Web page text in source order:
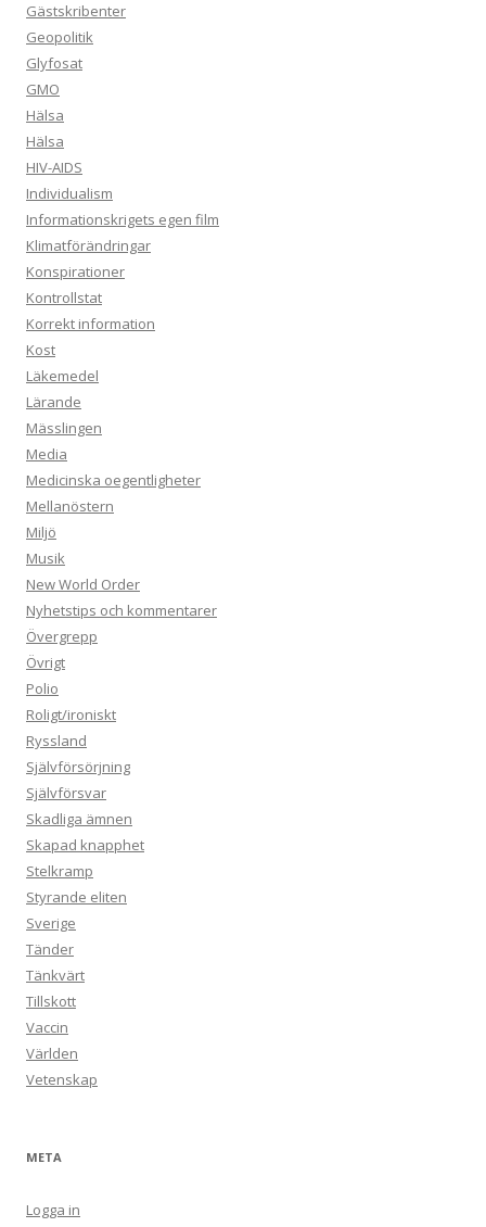
Gästskribenter
Geopolitik
Glyfosat
GMO
Hälsa
Hälsa
HIV-AIDS
Individualism
Informationskrigets egen film
Klimatförändringar
Konspirationer
Kontrollstat
Korrekt information
Kost
Läkemedel
Lärande
Mässlingen
Media
Medicinska oegentligheter
Mellanöstern
Miljö
Musik
New World Order
Nyhetstips och kommentarer
Övergrepp
Övrigt
Polio
Roligt/ironiskt
Ryssland
Självförsörjning
Självförsvar
Skadliga ämnen
Skapad knapphet
Stelkramp
Styrande eliten
Sverige
Tänder
Tänkvärt
Tillskott
Vaccin
Världen
Vetenskap
META
Logga in